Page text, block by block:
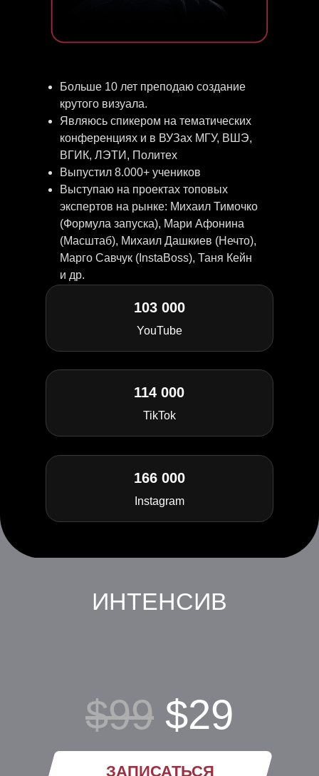
Больше 10 лет преподаю создание
крутого визуала.
Являюсь спикером на тематических
конференциях и в ВУЗах МГУ, ВШЭ,
ВГИК, ЛЭТИ, Политех
Выпустил 8.000+ учеников
Выступаю на проектах топовых
экспертов на рынке: Михаил Тимочко
(Формула запуска), Мари Афонина
(Масштаб), Михаил Дашкиев (Нечто),
Марго Савчук (InstaBoss), Таня Кейн
и др.
103 000
YouTube
114 000
TikTok
166 000
Instagram
$99 $29
ИНТЕНСИВ
ЗАПИСАТЬСЯ